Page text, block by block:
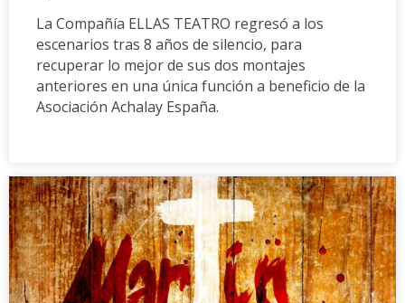
La Compañía ELLAS TEATRO regresó a los
escenarios tras 8 años de silencio, para
recuperar lo mejor de sus dos montajes
anteriores en una única función a beneficio de la
Asociación Achalay España.